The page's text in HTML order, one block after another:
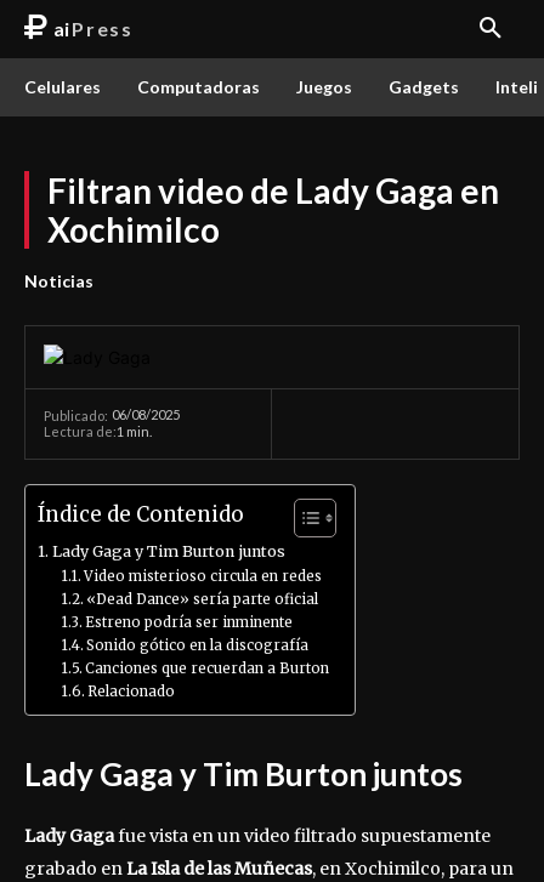
aiPress
Celulares Computadoras Juegos Gadgets
Filtran video de Lady Gaga en
Xochimilco
Noticias
Publicado: 06/08/2025
Lectura de:1 min.
Índice de Contenido
Lady Gaga y Tim Burton juntos
Video misterioso circula en redes
«Dead Dance» sería parte oficial
Estreno podría ser inminente
Sonido gótico en la discografía
Canciones que recuerdan a Burton
Relacionado
Lady Gaga y Tim Burton juntos
Lady Gagafue vista en un video filtrado supuestamente
grabado enLa Isla de las Muñecas, en Xochimilco, para un